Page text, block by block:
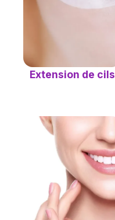
Extension de cils